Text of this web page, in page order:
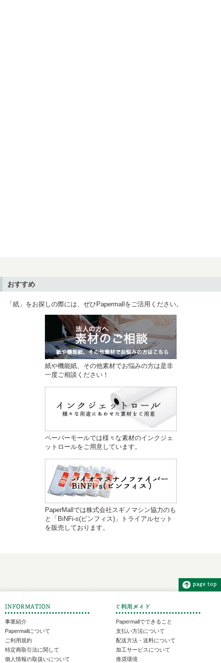
おすすめ
「紙」をお探しの際には、ぜひPapermallをご活用ください。
紙や機能紙、その他素材でお悩みの方は是非
一度ご相談ください！
ペーパーモールでは様々な素材のインクジェ
ットロールをご用意しています。
PaperMallでは株式会社スギノマシン協力のも
と「BiNFi-s(ビンフィス)」トライアルセット
を販売しております。
事業紹介
Papermallについて
ご利用規約
特定商取引法に関して
個人情報の取扱いについて
Papermallでできること
支払い方法について
配送方法・送料について
加工サービスについて
推奨環境